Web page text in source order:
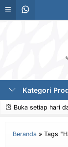
Kategori
Buka setiap hari
Beranda » Tags